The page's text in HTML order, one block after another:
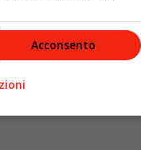
Acconsento